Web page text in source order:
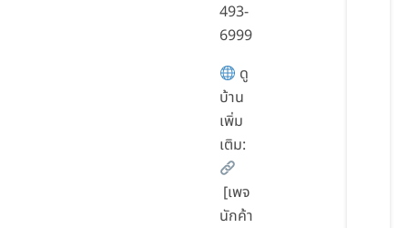
493-
6999
ดู
บ้าน
เพิ่ม
เติม:
[เพจ
นักค้า